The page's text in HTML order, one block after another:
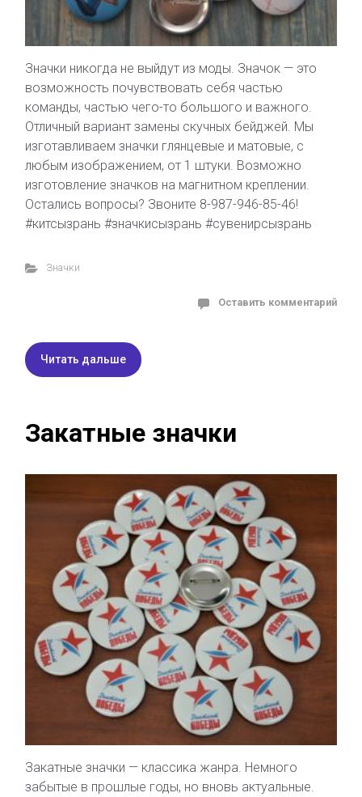
Значки никогда не выйдут из моды. Значок — это
возможность почувствовать себя частью
команды, частью чего-то большого и важного.
Отличный вариант замены скучных бейджей. Мы
изготавливаем значки глянцевые и матовые, с
любым изображением, от 1 штуки. Возможно
изготовление значков на магнитном креплении.
Остались вопросы? Звоните 8-987-946-85-46!
#китсызрань #значкисызрань #сувенирсызрань
Значки
Оставить комментарий
Читать дальше
Закатные значки
Закатные значки — классика жанра. Немного
забытые в прошлые годы, но вновь актуальные.